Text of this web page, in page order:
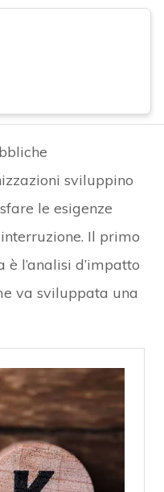
sviluppino
le esigenze
Il primo
l’analisi d’impatto
va sviluppata una